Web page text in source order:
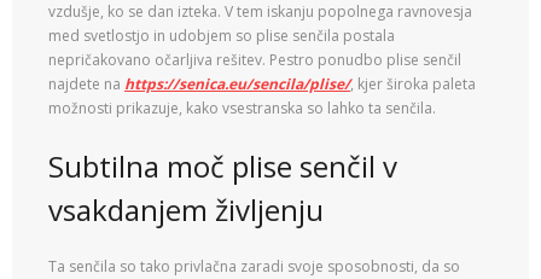
vzdušje, ko se dan izteka. V tem iskanju popolnega ravnovesja
med svetlostjo in udobjem so plise senčila postala
nepričakovano očarljiva rešitev. Pestro ponudbo plise senčil
najdete na https://senica.eu/sencila/plise/, kjer široka paleta
možnosti prikazuje, kako vsestranska so lahko ta senčila.
Subtilna moč plise senčil v
vsakdanjem življenju
Ta senčila so tako privlačna zaradi svoje sposobnosti, da so